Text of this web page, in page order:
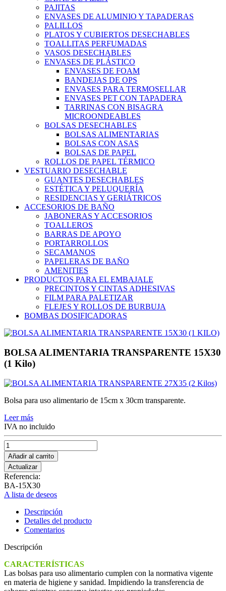
PAJITAS
ENVASES DE ALUMINIO Y TAPADERAS
PALILLOS
PLATOS Y CUBIERTOS DESECHABLES
TOALLITAS PERFUMADAS
VASOS DESECHABLES
ENVASES DE PLÁSTICO
ENVASES DE FOAM
BANDEJAS DE OPS
ENVASES PARA TERMOSELLAR
ENVASES PET CON TAPADERA
TARRINAS CON BISAGRA
MICROONDEABLES
BOLSAS DESECHABLES
BOLSAS ALIMENTARIAS
BOLSAS CON ASAS
BOLSAS DE PAPEL
ROLLOS DE PAPEL TÉRMICO
VESTUARIO DESECHABLE
GUANTES DESECHABLES
ESTÉTICA Y PELUQUERÍA
RESIDENCIAS Y GERIÁTRICOS
ACCESORIOS DE BAÑO
JABONERAS Y ACCESORIOS
TOALLEROS
BARRAS DE APOYO
PORTARROLLOS
SECAMANOS
PAPELERAS DE BAÑO
AMENITIES
PRODUCTOS PARA EL EMBAJALE
PRECINTOS Y CINTAS ADHESIVAS
FILM PARA PALETIZAR
FLEJES Y ROLLOS DE BURBUJA
BOMBAS DOSIFICADORAS
BOLSA ALIMENTARIA TRANSPARENTE 15X30
(1 Kilo)
Bolsa para uso alimentario de 15cm x 30cm transparente.
Leer más
IVA no incluido
Añadir al carrito
Referencia:
BA-15X30
A lista de deseos
Descripción
Detalles del producto
Comentarios
Descripción
CARACTERÍSTICAS
Las bolsas para uso alimentario cumplen con la normativa vigente
en materia de higiene y sanidad. Impidiendo la transferencia de